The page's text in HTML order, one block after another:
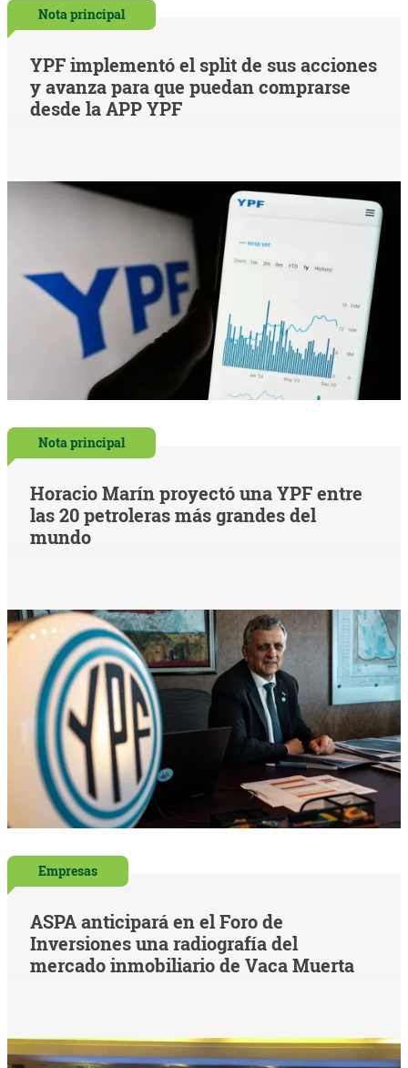
Nota principal
YPF implementó el split de sus acciones
y avanza para que puedan comprarse
desde la APP YPF
Nota principal
Horacio Marín proyectó una YPF entre
las 20 petroleras más grandes del
mundo
Empresas
ASPA anticipará en el Foro de
Inversiones una radiografía del
mercado inmobiliario de Vaca Muerta